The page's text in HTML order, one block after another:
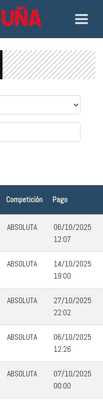
Competición Pago
ABSOLUTA
06/10/2025
12:07
ABSOLUTA
14/10/2025
19:00
ABSOLUTA
27/10/2025
22:02
ABSOLUTA
06/10/2025
12:26
ABSOLUTA
07/10/2025
00:00